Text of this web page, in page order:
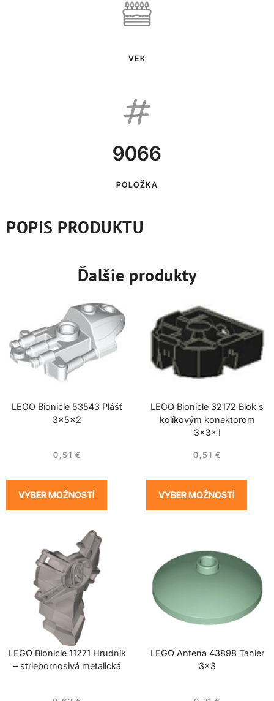
VEK
9066
POLOŽKA
POPIS PRODUKTU
Ďalšie produkty
LEGO Bionicle 53543 Plášť
3x5x2
0,51 €
VÝBER MOŽNOSTÍ
LEGO Bionicle 32172 Blok s
kolíkovým konektorom
3x3x1
0,51 €
VÝBER MOŽNOSTÍ
LEGO Bionicle 11271 Hrudník
– striebornosivá metalická
LEGO Anténa 43898 Tanier
3×3